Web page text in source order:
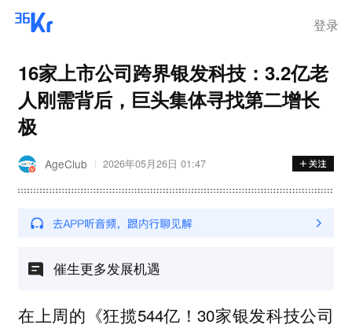
登录
16家上市公司跨界银发科技：3.2亿老
人刚需背后，巨头集体寻找第二增长
极
AgeClub 2026年05月26日 01:47
催生更多发展机遇
在上周的《狂揽544亿！30家银发科技公司